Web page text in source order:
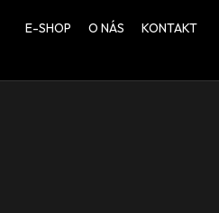
E-SHOP O NÁS KONTAKT